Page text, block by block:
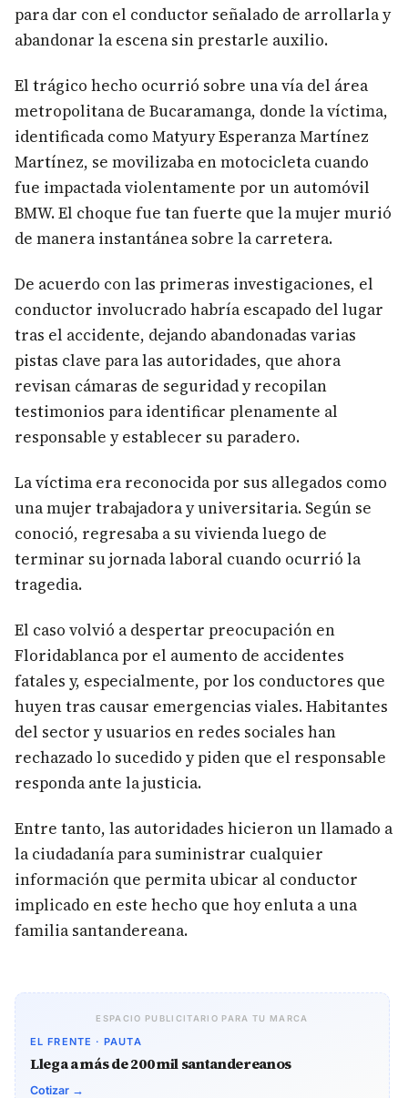
para dar con el conductor señalado de arrollarla y
abandonar la escena sin prestarle auxilio.
El trágico hecho ocurrió sobre una vía del área
metropolitana de Bucaramanga, donde la víctima,
identificada como Matyury Esperanza Martínez
Martínez, se movilizaba en motocicleta cuando
fue impactada violentamente por un automóvil
BMW. El choque fue tan fuerte que la mujer murió
de manera instantánea sobre la carretera.
De acuerdo con las primeras investigaciones, el
conductor involucrado habría escapado del lugar
tras el accidente, dejando abandonadas varias
pistas clave para las autoridades, que ahora
revisan cámaras de seguridad y recopilan
testimonios para identificar plenamente al
responsable y establecer su paradero.
La víctima era reconocida por sus allegados como
una mujer trabajadora y universitaria. Según se
conoció, regresaba a su vivienda luego de
terminar su jornada laboral cuando ocurrió la
tragedia.
El caso volvió a despertar preocupación en
Floridablanca por el aumento de accidentes
fatales y, especialmente, por los conductores que
huyen tras causar emergencias viales. Habitantes
del sector y usuarios en redes sociales han
rechazado lo sucedido y piden que el responsable
responda ante la justicia.
Entre tanto, las autoridades hicieron un llamado a
la ciudadanía para suministrar cualquier
información que permita ubicar al conductor
implicado en este hecho que hoy enluta a una
familia santandereana.
ESPACIO PUBLICITARIO PARA TU MARCA
EL FRENTE · PAUTA
Llega a más de 200 mil santandereanos
Cotizar →